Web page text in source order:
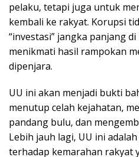
pelaku, tetapi juga untuk
kembali ke rakyat. Korupsi
“investasi” jangka panjang
menikmati hasil rampokan
dipenjara.
UU ini akan menjadi bukti
menutup celah kejahatan,
pandang bulu, dan
Lebih jauh lagi, UU ini
terhadap kemarahan rakyat